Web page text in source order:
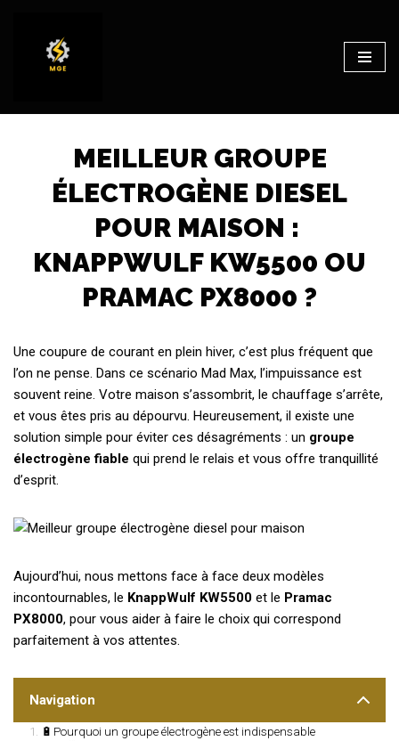
MEILLEUR GROUPE
ÉLECTROGÈNE DIESEL
POUR MAISON :
KNAPPWULF KW5500 OU
PRAMAC PX8000 ?
Une coupure de courant en plein hiver, c’est plus fréquent que
l’on ne pense. Dans ce scénario Mad Max, l’impuissance est
souvent reine. Votre maison s’assombrit, le chauffage s’arrête,
et vous êtes pris au dépourvu. Heureusement, il existe une
solution simple pour éviter ces désagréments : un groupe
électrogène fiable qui prend le relais et vous offre tranquillité
d’esprit.
Aujourd’hui, nous mettons face à face deux modèles
incontournables, le KnappWulf KW5500 et le Pramac
PX8000, pour vous aider à faire le choix qui correspond
parfaitement à vos attentes.
Navigation
🔋Pourquoi un groupe électrogène est indispensable